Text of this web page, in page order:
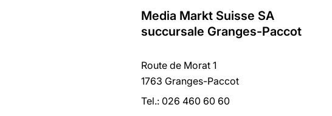
Zurück
Media Markt Suisse SA
succursale Granges-Paccot
Route de Morat 1
1763 Granges-Paccot
Tel.: 026 460 60 60